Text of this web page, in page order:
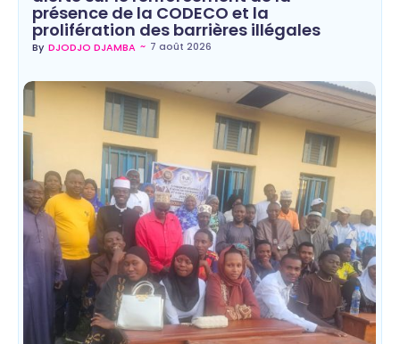
présence de la CODECO et la
prolifération des barrières illégales
By DJODJO DJAMBA ~ 7 août 2026